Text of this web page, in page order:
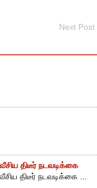
Next Post
திடீர் நடவடிக்கை
திடீர் நடவடிக்கை ...